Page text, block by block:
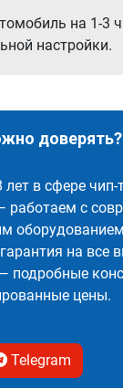
на 1-3
настройки.
доверять?
в сфере чип-
работаем с
на все
подробные
цены.
Telegram